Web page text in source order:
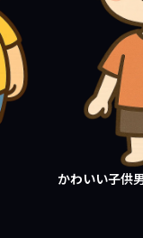
かわいい子